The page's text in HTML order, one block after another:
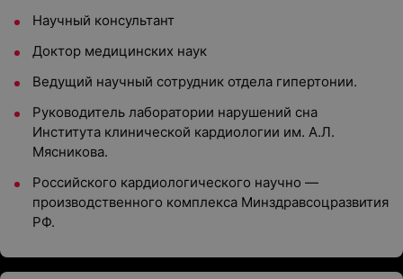
Научный консультант
Доктор медицинских наук
Ведущий научный сотрудник отдела гипертонии.
Руководитель лаборатории нарушений сна
Института клинической кардиологии им. А.Л.
Мясникова.
Российского кардиологического научно —
производственного комплекса Минздравсоцразвития
РФ.